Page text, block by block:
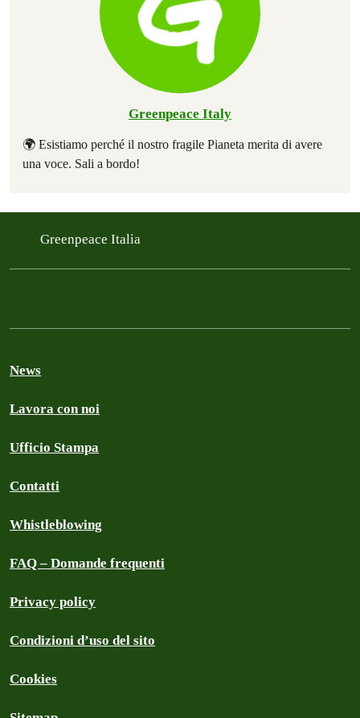
Greenpeace Italy
🌍 Esistiamo perché il nostro fragile Pianeta merita di avere
una voce. Sali a bordo!
Greenpeace Italia
News
Lavora con noi
Ufficio Stampa
Contatti
Whistleblowing
FAQ – Domande frequenti
Privacy policy
Condizioni d’uso del sito
Cookies